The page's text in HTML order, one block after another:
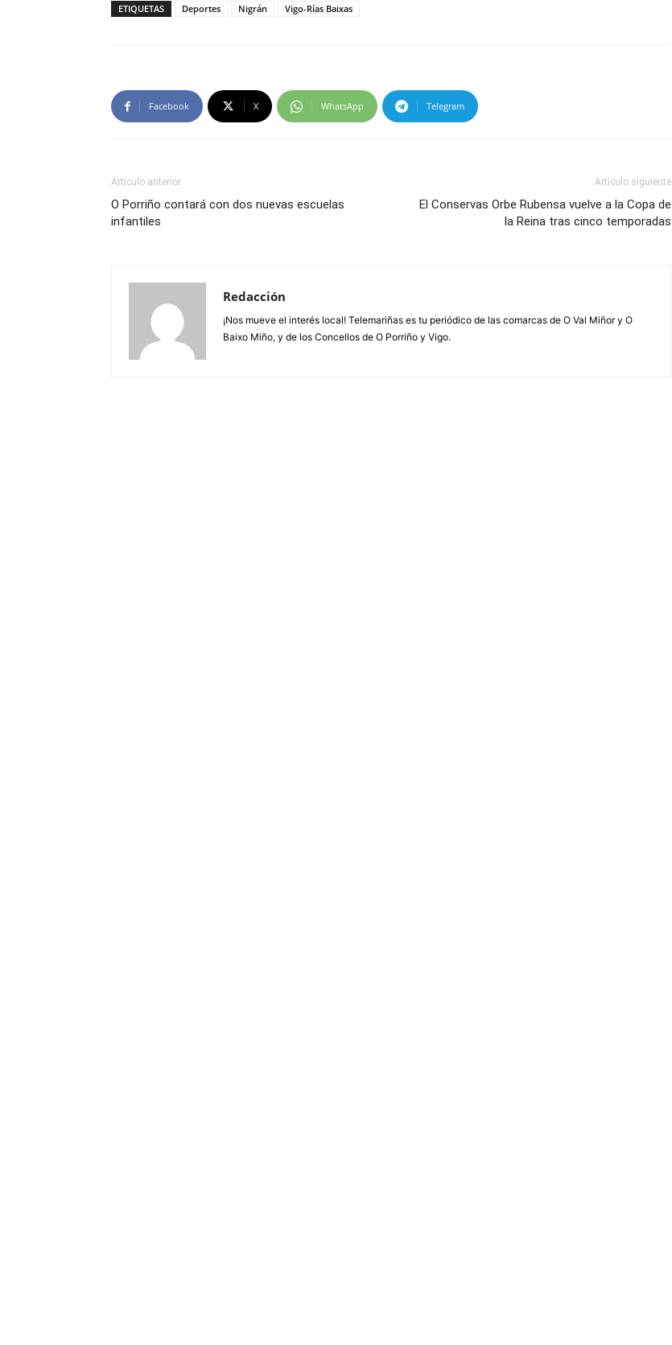
ETIQUETAS Deportes Nigrán Vigo-Rías Baixas
Facebook X WhatsApp Telegram
Artículo anterior
O Porriño contará con dos nuevas escuelas
infantiles
Artículo siguiente
El Conservas Orbe Rubensa vuelve a la Copa de
la Reina tras cinco temporadas
Redacción
¡Nos mueve el interés local! Telemariñas es tu periódico de las comarcas de O Val Miñor y O
Baixo Miño, y de los Concellos de O Porriño y Vigo.